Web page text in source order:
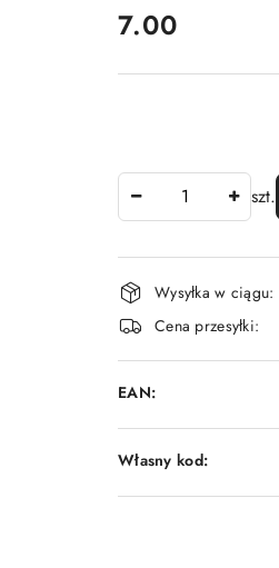
cena:
7.00
szt.
Dostępność
i
dostawa
Wysyłka w ciągu:
Cena przesyłki:
EAN:
Własny kod: